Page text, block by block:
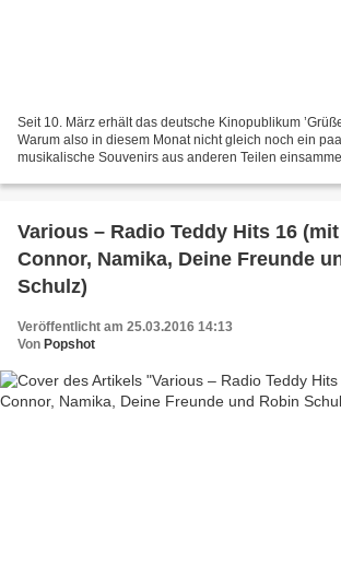
Seit 10. März erhält das deutsche Kinopublikum
Warum also in diesem Monat nicht gleich noch ein
musikalische Souvenirs aus anderen Teilen
Various – Radio Teddy Hits 16
Connor, Namika, Deine Freunde
Schulz)
Veröffentlicht am 25.03.2016 14:13
Von Popshot